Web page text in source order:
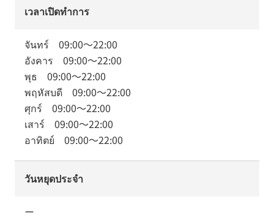
เวลาเปิดทำการ
จันทร์ 09:00～22:00
อังคาร 09:00～22:00
พุธ 09:00～22:00
พฤหัสบดี 09:00～22:00
ศุกร์ 09:00～22:00
เสาร์ 09:00～22:00
อาทิตย์ 09:00～22:00
วันหยุดประจำ
ー